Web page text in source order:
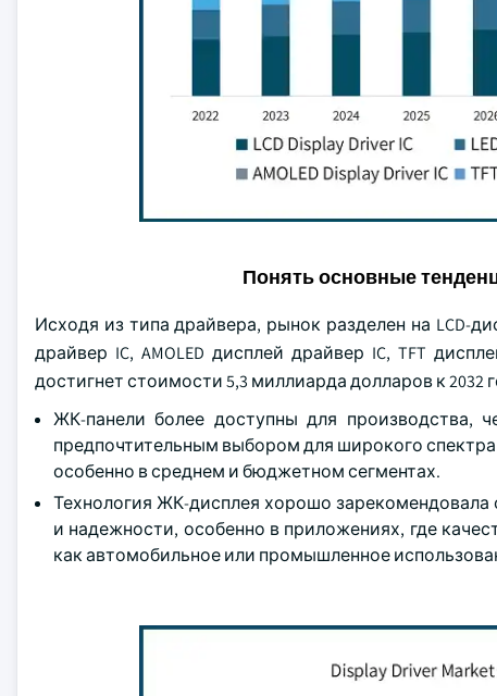
Понять основные
Исходя из типа драйвера, рынок разделен на LCD-
драйвер IC, AMOLED дисплей драйвер IC, TFT
достигнет стоимости 5,3 миллиарда долларов к 2032
ЖК-панели более доступны для производства,
предпочтительным выбором для широкого
особенно в среднем и бюджетном сегментах.
Технология ЖК-дисплея хорошо
и надежности, особенно в приложениях, где
как автомобильное или промышленное